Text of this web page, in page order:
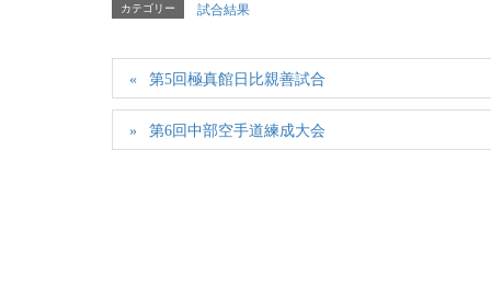
カテゴリー 試合結果
第5回極真館日比親善試合
第6回中部空手道練成大会